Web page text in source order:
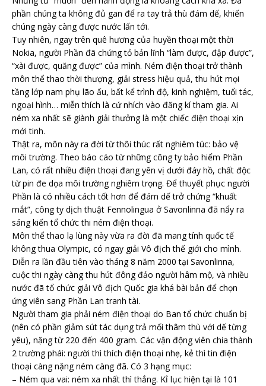
phần chúng ta không đủ gan để ra tay trả thù đám dế, khiến
chúng ngày càng được nước lấn tới.
Tuy nhiên, ngay trên quê hương của huyền thoại một thời
Nokia, người Phần đã chứng tỏ bản lĩnh “làm được, đập được”,
“xài được, quăng được” của mình. Ném điện thoại trở thành
môn thể thao thời thượng, giải stress hiệu quả, thu hút mọi
tầng lớp nam phụ lão ấu, bất kể trình độ, kinh nghiệm, tuổi tác,
ngoại hình… miễn thích là cứ nhích vào đăng kí tham gia. Ai
ném xa nhất sẽ giành giải thưởng là một chiếc điện thoại xịn
mới tinh.
Thật ra, môn này ra đời từ thôi thúc rất nghiêm túc: bảo vệ
môi trường. Theo báo cáo từ những công ty bảo hiểm Phần
Lan, có rất nhiều điện thoại đang yên vị dưới đáy hồ, chất độc
từ pin đe dọa môi trường nghiêm trọng. Để thuyết phục người
Phần là có nhiều cách tốt hơn để đám dế trở chứng “khuất
mắt”, công ty dịch thuật Fennolingua ở Savonlinna đã nẩy ra
sáng kiến tổ chức thi ném điện thoại.
Môn thể thao lạ lùng này vừa ra đời đã mang tính quốc tế
không thua Olympic, có ngay giải Vô địch thế giới cho mình.
Diễn ra lần đầu tiên vào tháng 8 năm 2000 tại Savonlinna,
cuộc thi ngày càng thu hút đông đảo người hâm mộ, và nhiều
nước đã tổ chức giải Vô địch Quốc gia khá bài bản để chọn
ứng viên sang Phần Lan tranh tài.
Người tham gia phải ném điện thoại do Ban tổ chức chuẩn bị
(nên có phần giảm sút tác dụng trả mối thâm thù với dế từng
yêu), nặng từ 220 đến 400 gram. Các vận động viên chia thành
2 trường phái: người thì thích điện thoại nhẹ, kẻ thì tin điện
thoại càng nặng ném càng đã. Có 3 hạng mục:
– Ném qua vai: ném xa nhất thì thắng. Kỉ lục hiện tại là 101